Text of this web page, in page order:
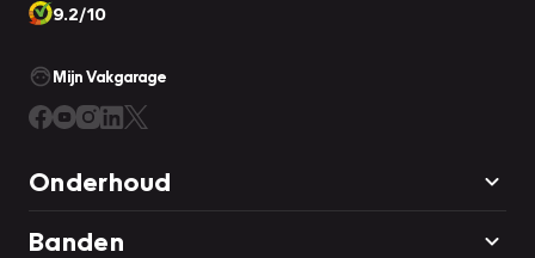
9.2/10
Mijn Vakgarage
Onderhoud
Banden